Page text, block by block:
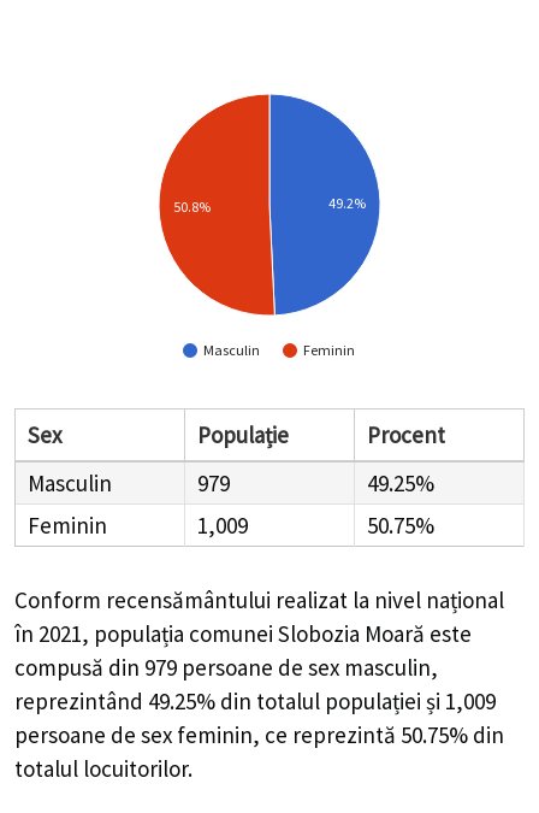
Masculin Feminin
49.2%
50.8%
Sex Populație
Procent
Masculin
979
49.25%
Feminin
1,009 50.75%
Conform recensământului realizat la nivel național
în 2021, populația comunei Slobozia Moară este
compusă din 979 persoane de sex masculin,
reprezintând 49.25% din totalul populației și 1,009
persoane de sex feminin, ce reprezintă 50.75% din
totalul locuitorilor.